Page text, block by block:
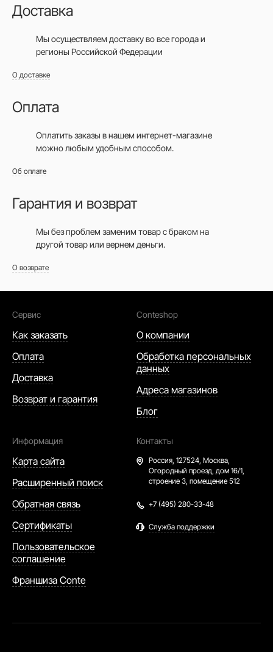
антиаллергенными свойствами;
экологичны, так как при производстве
бамбука не используются химикаты;
- носки из бамбука после стирки быстро
Все изделия из натуральных волокон
Поэтому мужские бамбуковые носки
комфортно в них и в жару.
Даже спортсмены оценили носки из
нагрузке подошва стопы работает на
предупредят появление мозолей. Плюс
Если хотите приобрести качественные вещи
предлагаем купить бамбуковые носки в
Москве фирмы Conte. Наши изделия не
разочаруют вас!
Доставка
Мы осуществляем доставку во все городаи
регионы Российской Федерации
О доставке
Оплата
Оплатить заказы в нашем интернет-магазине
можно любым удобным способом.
Об оплате
Гарантия и возврат
Мы без проблем заменим товар с браком на
другой товар или вернем деньги.
О возврате
Сервис
Как заказать
Оплата
Доставка
Возврат и гарантия
Conteshop
О компании
Обработка персональных
данных
Адреса магазинов
Блог
Информация
Карта сайта
Расширенный поиск
Обратная связь
Сертификаты
Пользовательское
соглашение
Франшиза Conte
Контакты
Россия, 127524, Москва,
Огородный проезд, дом 16/1,
строение 3, помещение 512
+7 (495) 280-33-48
Служба поддержки